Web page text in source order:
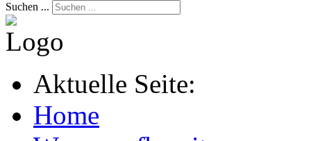
Suchen ...
Aktuelle Seite:
Home